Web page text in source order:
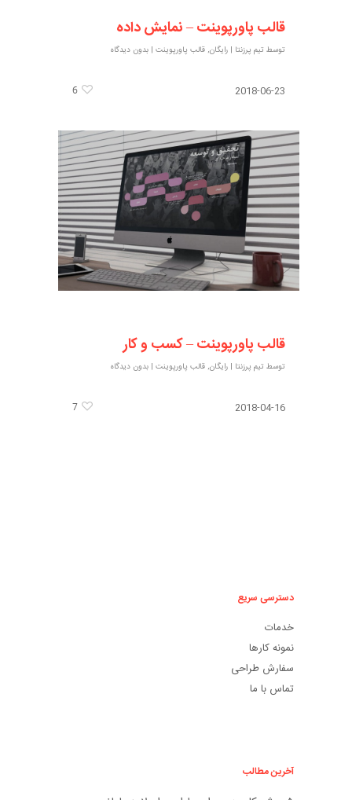
قالب پاورپوینت – نمایش داده
توسط تیم پرزنتا |رایگان,قالب پاورپوینت |بدون دیدگاه
2018-06-23
6
قالب پاورپوینت – کسب و کار
توسط تیم پرزنتا |رایگان,قالب پاورپوینت |بدون دیدگاه
2018-04-16
7
دسترسی سریع
خدمات
نمونه کارها
سفارش طراحی
تماس با ما
آخرین مطالب